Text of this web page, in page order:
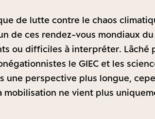
de lutte contre le chaos
de ces rendez-vous mondiaux
ou difficiles à interpréter. Lâché
le GIEC et les
une perspective plus longue,
ne vient plus